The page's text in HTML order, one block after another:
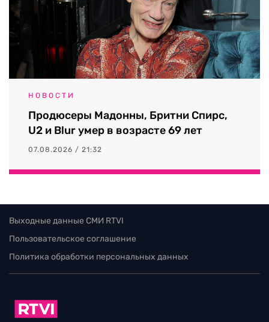
НОВОСТИ
Продюсеры Мадонны, Бритни Спирс,
U2 и Blur умер в возрасте 69 лет
07.08.2026 / 21:32
Выходные данные СМИ RTVI
Пользовательское соглашение
Политика обработки персональных данных